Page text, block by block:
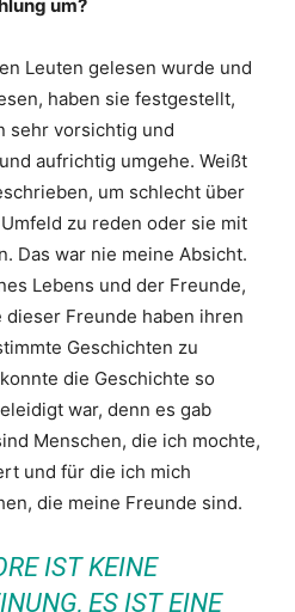
um?
Leuten gelesen wurde und
haben sie festgestellt,
sehr vorsichtig und
aufrichtig umgehe. Weißt
um schlecht über
zu reden oder sie mit
Das war nie meine Absicht.
Lebens und der Freunde,
Freunde haben ihren
Geschichten zu
die Geschichte so
war, denn es gab
Menschen, die ich mochte,
und für die ich mich
die meine Freunde sind.
IST KEINE
ES IST EINE